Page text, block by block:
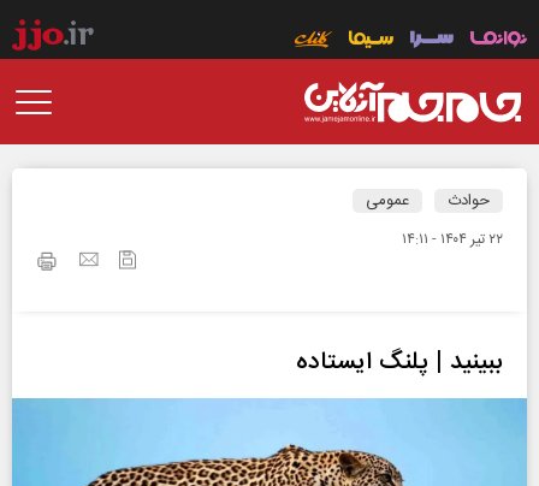
حوادث عمومی
۲۲ تير ۱۴۰۴ - ۱۴:۱۱
ببینید | پلنگ ایستاده